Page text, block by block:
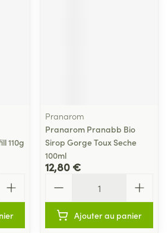
110g
Pranarom
Pranarom Pranabb Bio
Sirop Gorge Toux Seche
100ml
12,80 €
Ajouter au panier